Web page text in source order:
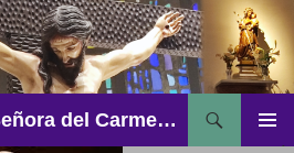
Parroquia Nuestra Señora del Carmen – Aguadulce